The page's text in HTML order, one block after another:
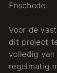
Enschede.
Voor de
dit project
volledig van
regelmatig